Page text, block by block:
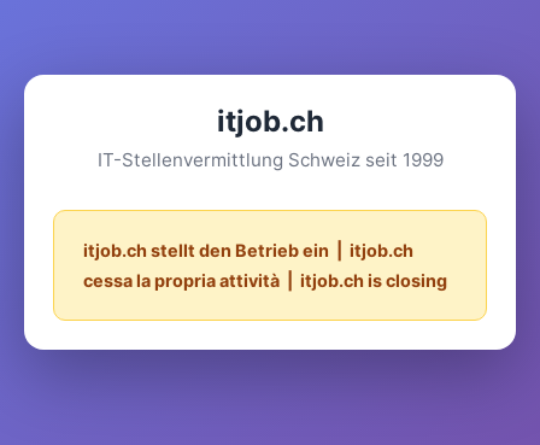
itjob.ch
IT-Stellenvermittlung Schweiz seit 1999
itjob.ch stellt den Betrieb ein | itjob.ch
cessa la propria attività | itjob.ch is closing